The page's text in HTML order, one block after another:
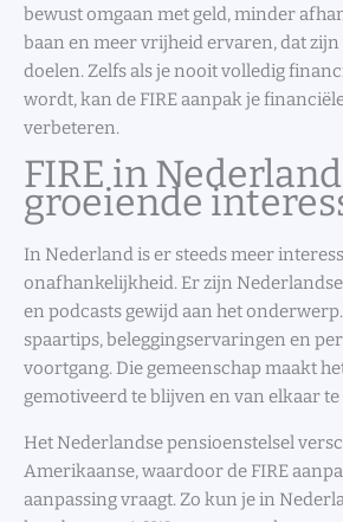
bewust omgaan met geld, minder
baan en meer vrijheid ervaren, dat
doelen. Zelfs als je nooit volledig
wordt, kan de FIRE aanpak je
verbeteren.
FIRE in
groeiende
In Nederland is er steeds meer
onafhankelijkheid. Er zijn
en podcasts gewijd aan het
spaartips, beleggingservaringen en
voortgang. Die gemeenschap maakt
gemotiveerd te blijven en van elkaar
Het Nederlandse pensioenstelsel
Amerikaanse, waardoor de FIRE
aanpassing vraagt. Zo kun je in